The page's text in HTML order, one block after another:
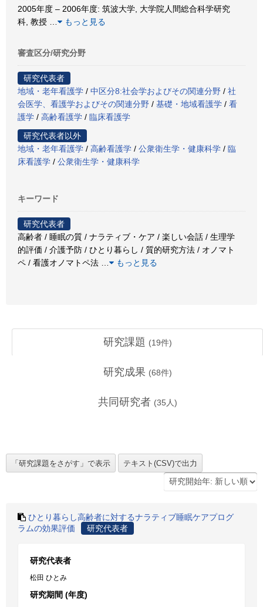
2005年度 – 2006年度: 筑波大学, 大学院人間総合科学研究
科, 教授
もっと見る
審査区分/研究分野
研究代表者
地域・老年看護学 / 中区分8:社会学およびその関連分野 / 社
会医学、看護学およびその関連分野 / 基礎・地域看護学 / 看
護学 / 高齢看護学 / 臨床看護学
研究代表者以外
地域・老年看護学 / 高齢看護学 / 公衆衛生学・健康科学 / 臨
床看護学 / 公衆衛生学・健康科学
キーワード
研究代表者
高齢者 / 睡眠の質 / ナラティブ・ケア / 楽しい会話 / 生理学
的評価 / 介護予防 / ひとり暮らし / 質的研究方法 / オノマト
ペ / 看護オノマトペ法
もっと見る
研究課題 (19件)
研究成果 (68件)
共同研究者 (35 人)
ひとり暮らし高齢者に対するナラティブ睡眠ケアプログ
ラムの効果評価
研究代表者
研究代表者
松田 ひとみ
研究期間 (年度)